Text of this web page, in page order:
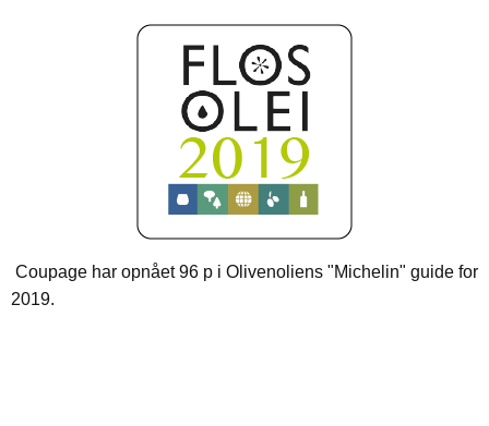
Coupage har opnået 96 p i Olivenoliens "Michelin" guide for
2019.